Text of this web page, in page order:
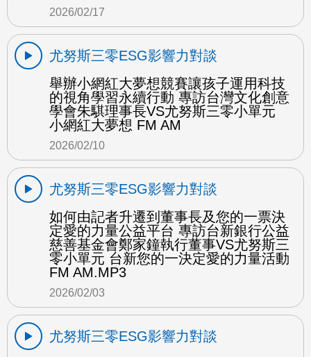
2026/02/17
尤努斯三零ESG影響力對談
舉辦小網紅大夢想競賽讓孩子運用科技
的視角學習永續行動 專訪台灣文化創意
學會朱騏理事長VS尤努斯三零小單元
小網紅大夢想 FM AM
2026/02/10
尤努斯三零ESG影響力對談
如何由記者升遷到董事長及您的一票決
定愛的力量公益平台 專訪台新銀行公益
慈善基金會鄭家鐘執行董事VS尤努斯三
零小單元 台新您的一決定愛的力量活動
FM AM.MP3
2026/02/03
尤努斯三零ESG影響力對談